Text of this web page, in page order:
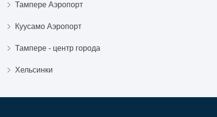
Тампере Аэропорт
Куусамо Аэропорт
Тампере - центр города
Хельсинки